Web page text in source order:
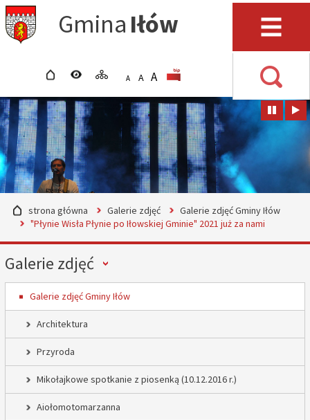
Przejdź do głównego
menu
Przejdź do treści
Przejdź do wyszukiwarki
Przejdź do mapy serwisu
Gmina Iłów Menu
strona głównawersja kontrastowa
mapa serwisu
APOMNIEJSZ CZCIONKĘ
A STANDARDOWY ROZMIAR
A POWIĘKSZ CZCIONKĘ
rozmiar czcionki
strona główna Galerie zdjęć
Galerie zdjęć Gminy Iłów
"Płynie Wisła Płynie po Iłowskiej Gminie" 2021 już za nami
Menu
Galerie zdjęć
Galerie zdjęć Gminy Iłów
Architektura
Przyroda
Mikołajkowe spotkanie z piosenką (10.12.2016 r.)
Aiołomotomarzanna